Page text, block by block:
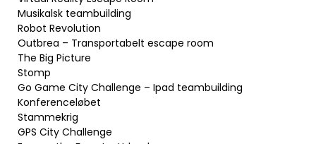
Musikalsk teambuilding
Robot Revolution
Outbrea – Transportabelt escape room
The Big Picture
Stomp
Go Game City Challenge – Ipad teambuilding
Konferenceløbet
Stammekrig
GPS City Challenge